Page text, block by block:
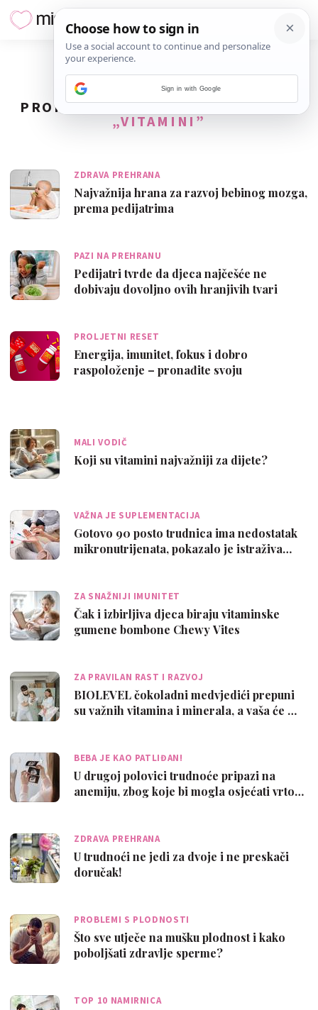
PRONAĐENO74REZULTATA ZA TAG
„VITAMINI”
ZDRAVA PREHRANA
Najvažnija hrana za razvoj bebinog mozga,
prema pedijatrima
PAZI NA PREHRANU
Pedijatri tvrde da djeca najčešće ne
dobivaju dovoljno ovih hranjivih tvari
PROLJETNI RESET
Energija, imunitet, fokus i dobro
raspoloženje – pronađite svoju
MALI VODIČ
Koji su vitamini najvažniji za dijete?
VAŽNA JE SUPLEMENTACIJA
Gotovo 90 posto trudnica ima nedostatak
mikronutrijenata, pokazalo je istraživa…
ZA SNAŽNIJI IMUNITET
Čak i izbirljiva djeca biraju vitaminske
gumene bombone Chewy Vites
ZA PRAVILAN RAST I RAZVOJ
BIOLEVEL čokoladni medvjedići prepuni
su važnih vitamina i minerala, a vaša će …
BEBA JE KAO PATLIĐAN!
U drugoj polovici trudnoće pripazi na
anemiju, zbog koje bi mogla osjećati vrto…
ZDRAVA PREHRANA
U trudnoći ne jedi za dvoje i ne preskači
doručak!
PROBLEMI S PLODNOSTI
Što sve utječe na mušku plodnost i kako
poboljšati zdravlje sperme?
TOP 10 NAMIRNICA
Sign in with Google